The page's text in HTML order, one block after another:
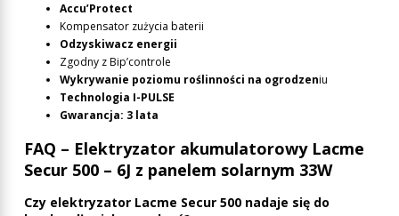
Accu’Protect
Kompensator zużycia baterii
Odzyskiwacz energii
Zgodny z Bip’controle
Wykrywanie poziomu roślinności na ogrodzeniu
Technologia I-PULSE
Gwarancja: 3 lata
FAQ – Elektryzator akumulatorowy Lacme
Secur 500 – 6J z panelem solarnym 33W
Czy elektryzator Lacme Secur 500 nadaje się do